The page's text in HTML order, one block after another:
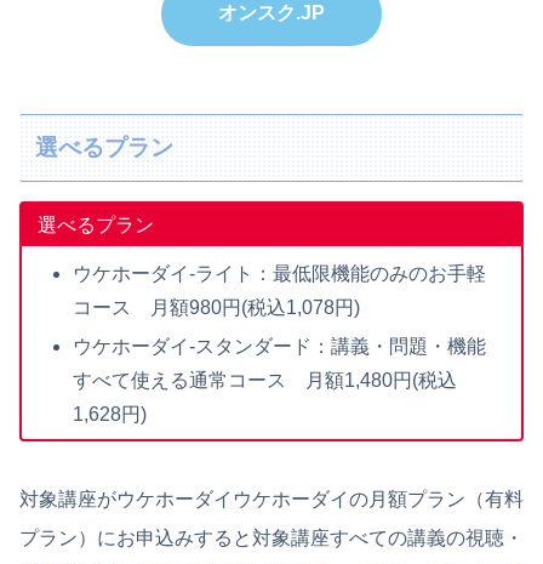
オンスク.JP
選べるプラン
選べるプラン
ウケホーダイ-ライト：最低限機能のみのお手軽
コース 月額980円(税込1,078円)
ウケホーダイ-スタンダード：講義・問題・機能
すべて使える通常コース 月額1,480円(税込
1,628円)
対象講座がウケホーダイウケホーダイの月額プラン（有料
プラン）にお申込みすると対象講座すべての講義の視聴・